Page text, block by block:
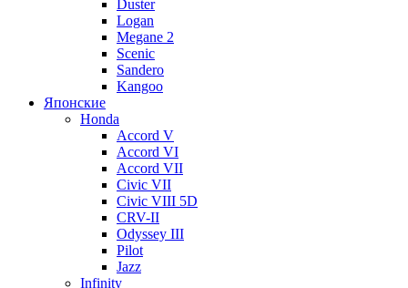
Duster
Logan
Megane 2
Scenic
Sandero
Kangoo
Японские
Honda
Accord V
Accord VI
Accord VII
Civic VII
Civic VIII 5D
CRV-II
Odyssey III
Pilot
Jazz
Infinity